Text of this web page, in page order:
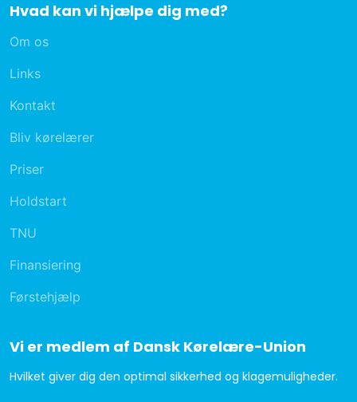
Hvad kan vi hjælpe dig med?
Om os
Links
Kontakt
Bliv kørelærer
Priser
Holdstart
TNU
Finansiering
Førstehjælp
Vi er medlem af Dansk Kørelære-Union
​Hvilket giver dig den optimal sikkerhed og klagemuligheder.